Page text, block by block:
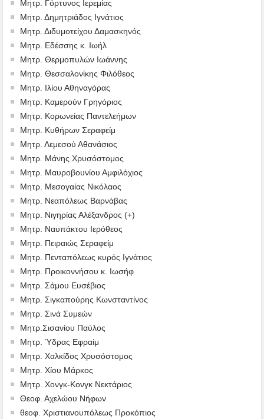
Μητρ. Γόρτυνος Ιερεμίας
Μητρ. Δημητριάδος Ιγνάτιος
Μητρ. Διδυμοτείχου Δαμασκηνός
Μητρ. Εδέσσης κ. Ιωήλ
Μητρ. Θερμοπυλών Ιωάννης
Μητρ. Θεσσαλονίκης Φιλόθεος
Μητρ. Ιλίου Αθηναγόρας
Μητρ. Καμερούν Γρηγόριος
Μητρ. Κορωνείας Παντελεήμων
Μητρ. Κυθήρων Σεραφείμ
Μητρ. Λεμεσού Αθανάσιος
Μητρ. Μάνης Χρυσόστομος
Μητρ. Μαυροβουνίου Αμφιλόχιος
Μητρ. Μεσογαίας Νικόλαος
Μητρ. Νεαπόλεως Βαρνάβας
Μητρ. Νιγηρίας Αλέξανδρος (+)
Μητρ. Ναυπάκτου Ιερόθεος
Μητρ. Πειραιώς Σεραφείμ
Μητρ. Πενταπόλεως κυρός Ιγνάτιος
Μητρ. Προικοννήσου κ. Ιωσήφ
Μητρ. Σάμου Ευσέβιος
Μητρ. Σιγκαπούρης Κωνσταντίνος
Μητρ. Σινά Συμεών
Μητρ.Σισανίου Παύλος
Μητρ. Ύδρας Εφραίμ
Μητρ. Χαλκίδος Χρυσόστομος
Μητρ. Χίου Μάρκος
Μητρ. Χονγκ-Κονγκ Νεκτάριος
Θεοφ. Αχελώου Νήφων
θεοφ. Χριστιανουπόλεως Προκόπιος